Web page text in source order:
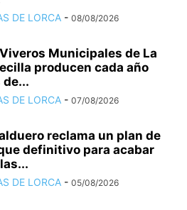
DE LORCA - 08/08/2026
Municipales de La
producen cada año
de...
DE LORCA - 07/08/2026
reclama un plan de
definitivo para acabar
DE LORCA - 05/08/2026